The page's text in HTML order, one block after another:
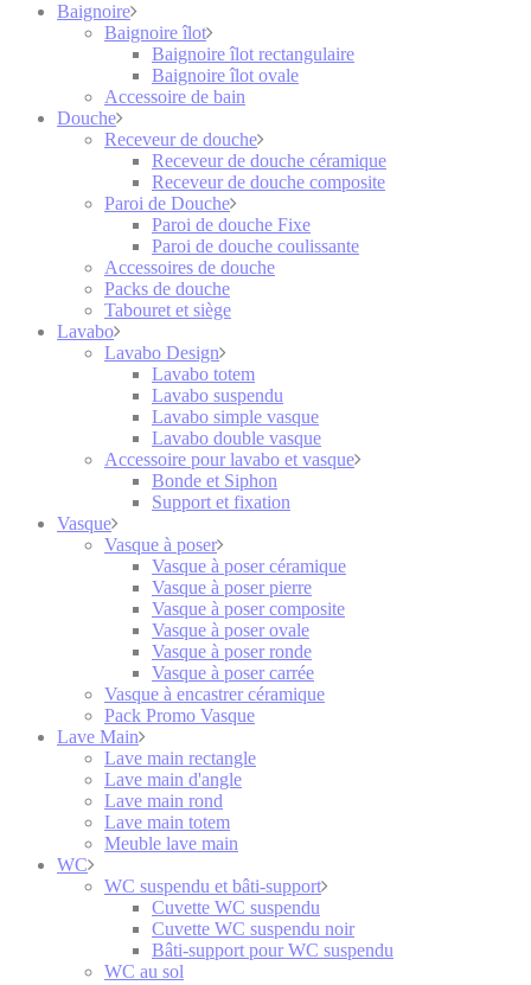
Baignoire
Baignoire îlot
Baignoire îlot rectangulaire
Baignoire îlot ovale
Accessoire de bain
Douche
Receveur de douche
Receveur de douche céramique
Receveur de douche composite
Paroi de Douche
Paroi de douche Fixe
Paroi de douche coulissante
Accessoires de douche
Packs de douche
Tabouret et siège
Lavabo
Lavabo Design
Lavabo totem
Lavabo suspendu
Lavabo simple vasque
Lavabo double vasque
Accessoire pour lavabo et vasque
Bonde et Siphon
Support et fixation
Vasque
Vasque à poser
Vasque à poser céramique
Vasque à poser pierre
Vasque à poser composite
Vasque à poser ovale
Vasque à poser ronde
Vasque à poser carrée
Vasque à encastrer céramique
Pack Promo Vasque
Lave Main
Lave main rectangle
Lave main d'angle
Lave main rond
Lave main totem
Meuble lave main
WC
WC suspendu et bâti-support
Cuvette WC suspendu
Cuvette WC suspendu noir
Bâti-support pour WC suspendu
WC au sol